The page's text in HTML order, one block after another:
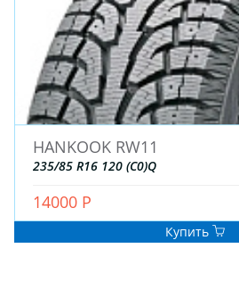
HANKOOK RW11
235/85 R16 120 (C0)Q
14000 Р
Купить